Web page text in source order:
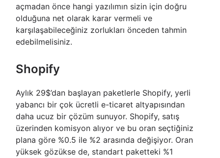
açmadan önce hangi yazılımın sizin için doğru
olduğuna net olarak karar vermeli ve
karşılaşabileceğiniz zorlukları önceden tahmin
edebilmelisiniz.
Shopify
Aylık 29$’dan başlayan paketlerle Shopify, yerli
yabancı bir çok ücretli e-ticaret altyapısından
daha ucuz bir çözüm sunuyor. Shopify, satış
üzerinden komisyon alıyor ve bu oran seçtiğiniz
plana göre %0.5 ile %2 arasında değişiyor. Oran
yüksek gözükse de, standart paketteki %1